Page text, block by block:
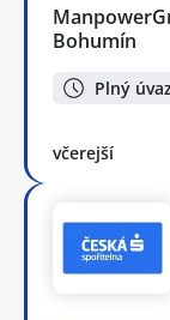
Bohumín
Plný
včerejší